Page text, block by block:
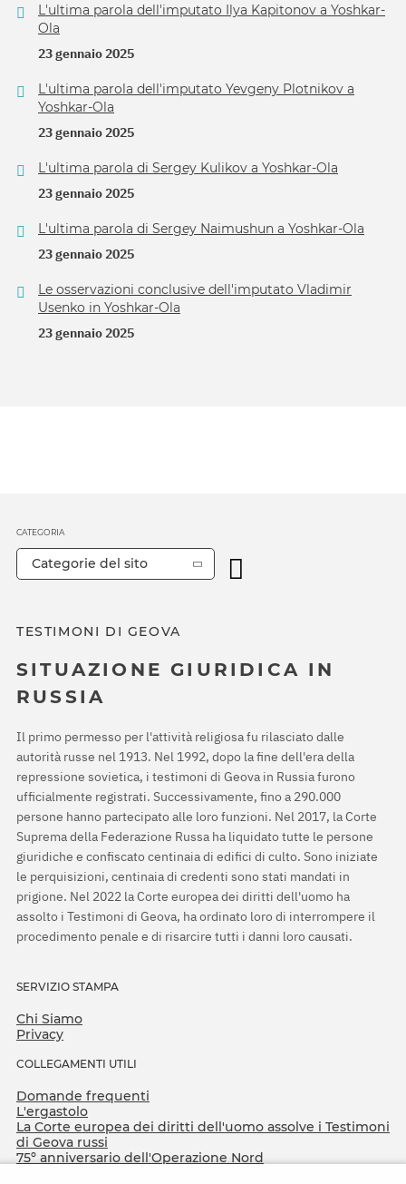
L'ultima parola dell'imputato Ilya Kapitonov a Yoshkar-
Ola
23 gennaio 2025
L'ultima parola dell'imputato Yevgeny Plotnikov a
Yoshkar-Ola
23 gennaio 2025
L'ultima parola di Sergey Kulikov a Yoshkar-Ola
23 gennaio 2025
L'ultima parola di Sergey Naimushun a Yoshkar-Ola
23 gennaio 2025
Le osservazioni conclusive dell'imputato Vladimir
Usenko in Yoshkar-Ola
23 gennaio 2025
TESTIMONI DI GEOVA
SITUAZIONE GIURIDICA IN
RUSSIA
Il primo permesso per l'attività religiosa fu rilasciato dalle
autorità russe nel 1913. Nel 1992, dopo la fine dell'era della
repressione sovietica, i testimoni di Geova in Russia furono
ufficialmente registrati. Successivamente, fino a 290.000
persone hanno partecipato alle loro funzioni. Nel 2017, la Corte
Suprema della Federazione Russa ha liquidato tutte le persone
giuridiche e confiscato centinaia di edifici di culto. Sono iniziate
le perquisizioni, centinaia di credenti sono stati mandati in
prigione. Nel 2022 la Corte europea dei diritti dell'uomo ha
assolto i Testimoni di Geova, ha ordinato loro di interrompere il
procedimento penale e di risarcire tutti i danni loro causati.
SERVIZIO STAMPA
Chi Siamo
Privacy
COLLEGAMENTI UTILI
Domande frequenti
L'ergastolo
La Corte europea dei diritti dell'uomo assolve i Testimoni
di Geova russi
75º anniversario dell'Operazione Nord
CATEGORIA
Categorie del sito